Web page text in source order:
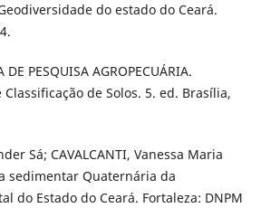
do estado do Ceará.
DE PESQUISA AGROPECUÁRIA.
de Solos. 5. ed. Brasília,
Sá; CAVALCANTI, Vanessa Maria
sedimentar Quaternária da
do Estado do Ceará. Fortaleza: DNPM